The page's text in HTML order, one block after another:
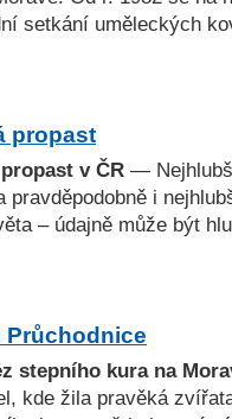
setkání uměleckých
propast
v ČR —
pravděpodobně i
– údajně může být
Průchodnice
stepního kura na
kde žila pravěká